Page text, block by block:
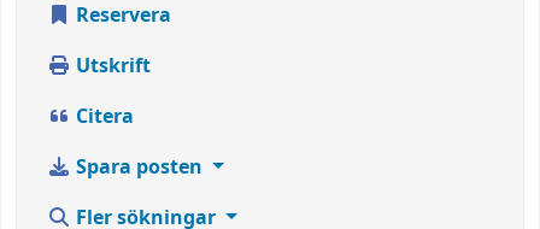
Reservera
Utskrift
Citera
Spara posten
Fler sökningar